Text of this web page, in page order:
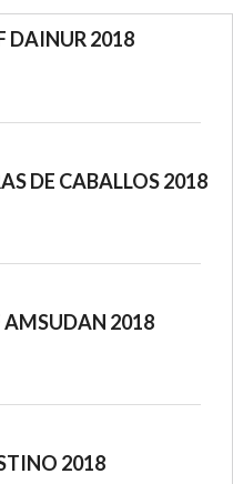
DAINUR 2018
DE CABALLOS 2018
AMSUDAN 2018
2018